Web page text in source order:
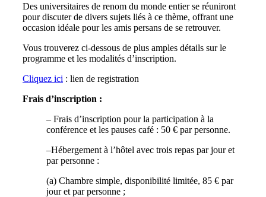
Des universitaires de renom du monde entier se réuniront
pour discuter de divers sujets liés à ce thème, offrant une
occasion idéale pour les amis persans de se retrouver.
Vous trouverez ci-dessous de plus amples détails sur le
programme et les modalités d’inscription.
Cliquez ici : lien de registration
Frais d’inscription :
– Frais d’inscription pour la participation à la
conférence et les pauses café : 50 € par personne.
–Hébergement à l’hôtel avec trois repas par jour et
par personne :
(a) Chambre simple, disponibilité limitée, 85 € par
jour et par personne ;